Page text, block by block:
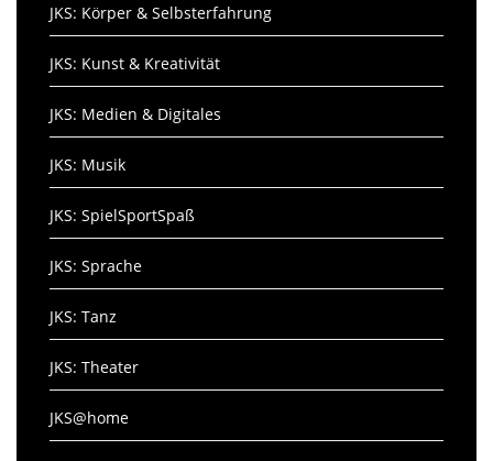
JKS: Körper & Selbsterfahrung
JKS: Kunst & Kreativität
JKS: Medien & Digitales
JKS: Musik
JKS: SpielSportSpaß
JKS: Sprache
JKS: Tanz
JKS: Theater
JKS@home